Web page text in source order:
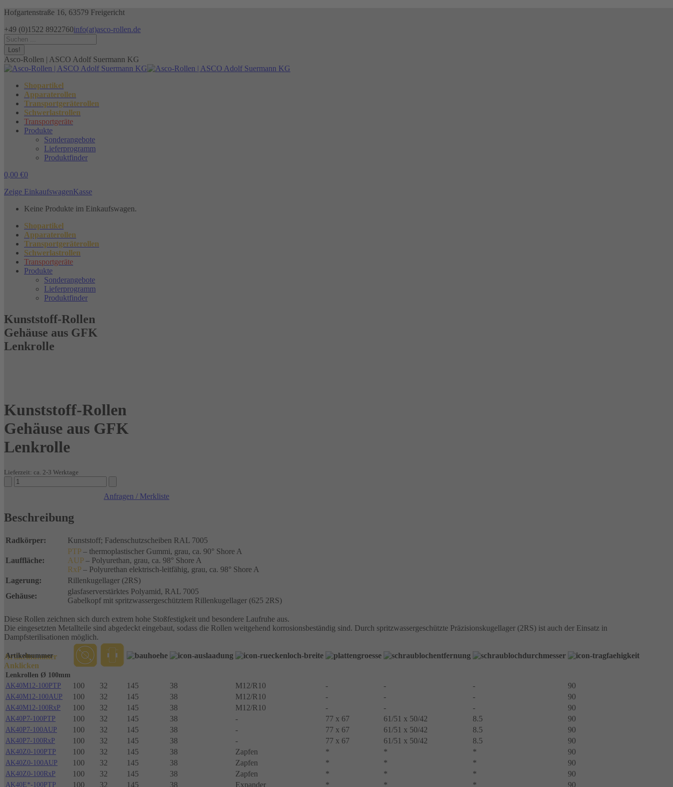
Zum
springen
Hofgartenstraße 16, 63579 Freigericht
+49 (0)1522 8922760info(at)asco-rollen.de
Facebook
page
opens
in
new
window
Instagram
page
opens
in
new
window
X
page
opens
in
new
window
Search:
Asco-Rollen | ASCO Adolf Suermann KG
Shopartikel
Apparaterollen
Transportgeräterollen
Schwerlastrollen
Transportgeräte
Produkte
Sonderangebote
Lieferprogramm
Produktfinder
0,00 €0
Zeige EinkaufswagenKasse
Keine Produkte im Einkaufswagen.
Shopartikel
Apparaterollen
Transportgeräterollen
Schwerlastrollen
Transportgeräte
Produkte
Sonderangebote
Lieferprogramm
Produktfinder
Kunststoff-Rollen
Gehäuse aus GFK
Lenkrolle
Kunststoff-Rollen
Gehäuse aus GFK
Lenkrolle
Lieferzeit: ca. 2-3 Werktage
Kunststoff-
Rollen
GFK
Anfragen / Merkliste
Beschreibung
Radkörper: Kunststoff; Fadenschutzscheiben RAL 7005
Lauffläche:
PTP – thermoplastischer Gummi, grau, ca. 90° Shore A
AUP – Polyurethan, grau, ca. 98° Shore A
RxP – Polyurethan elektrisch-leitfähig, grau, ca. 98° Shore A
Lagerung:
Rillenkugellager (2RS)
Gehäuse:
glasfaserverstärktes Polyamid, RAL 7005
Gabelkopf mit spritzwassergeschütztem Rillenkugellager (625 2RS)
Diese Rollen zeichnen sich durch extrem hohe Stoßfestigkeit und besondere Laufruhe aus.
Die eingesetzten Metallteile sind abgedeckt eingebaut, sodass die Rollen weitgehend korrosionsbeständig sind. Durch spritzwassergeschützte Präzisionskugellager (2RS) ist auch der Einsatz in
Dampfsterilisationen möglich.
Artikelnummer
Anklicken
Artikelnummer
Lenkrollen Ø 100mm
AK40M12-100PTP
100 32 145 38 M12/R10 - - - 90
AK40M12-100AUP 100 32 145 38 M12/R10 - - - 90
AK40M12-100RxP 100 32 145 38 M12/R10 - - - 90
AK40P7-100PTP 100 32 145 38 - 77 x 67 61/51 x 50/42 8.5 90
AK40P7-100AUP 100 32 145 38 - 77 x 67 61/51 x 50/42 8.5 90
AK40P7-100RxP 100 32 145 38 - 77 x 67 61/51 x 50/42 8.5 90
AK40Z0-100PTP 100 32 145 38 Zapfen * * * 90
AK40Z0-100AUP 100 32 145 38 Zapfen * * * 90
AK40Z0-100RxP 100 32 145 38 Zapfen * * * 90
AK40E*-100PTP 100 32 145 38 Expander * * * 90